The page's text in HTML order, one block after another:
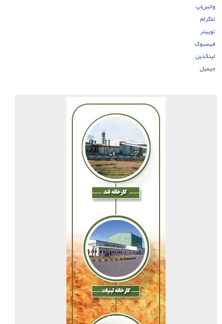
واتس‌اپ
تلگرام
توییتر
فیسبوک
لینکدین
جیمیل